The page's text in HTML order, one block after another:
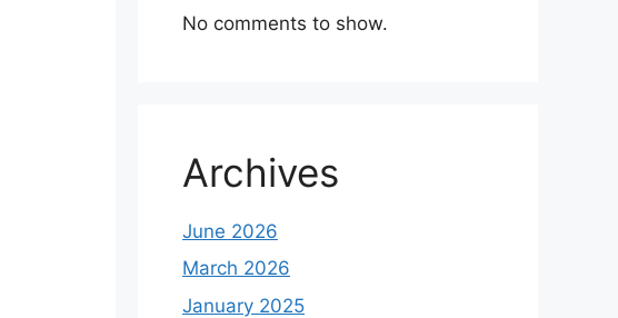
No comments to show.
Archives
June 2026
March 2026
January 2025